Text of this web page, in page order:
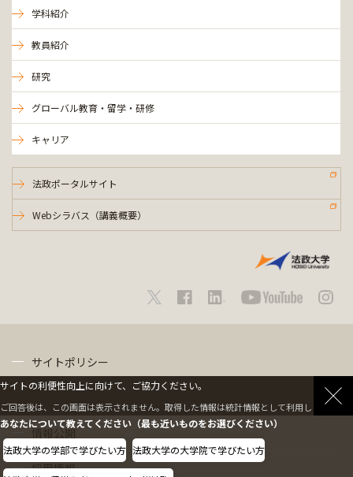
学科紹介
教員紹介
研究
グローバル教育・留学・研修
キャリア
法政ポータルサイト
Webシラバス（講義概要）
サイトポリシー
情報公開
採用情報
サイトの利便性向上に向けて、ご協力ください。
ご回答後は、この画面は表示されません。取得した情報は統計情報として利用します。
あなたについて教えてください（最も近いものをお選びください）
法政大学の学部で学びたい方 法政大学の大学院で学びたい方